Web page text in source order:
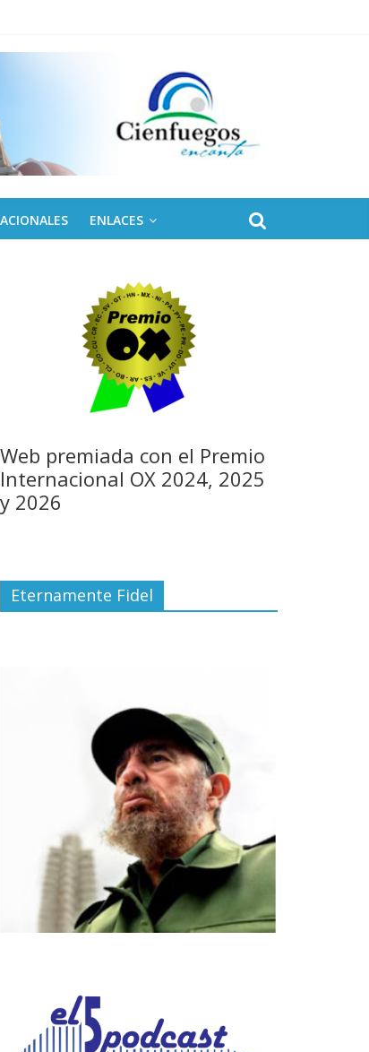
ENLACES
Web premiada con el Premio
Internacional OX 2024, 2025
y 2026
Eternamente Fidel